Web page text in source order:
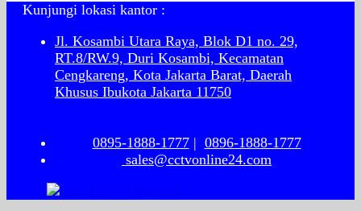
Kunjungi lokasi kantor :
Jl. Kosambi Utara Raya, Blok D1 no. 29,
RT.8/RW.9, Duri Kosambi, Kecamatan
Cengkareng, Kota Jakarta Barat, Daerah
Khusus Ibukota Jakarta 11750
0895-1888-1777| 0896-1888-1777
sales@cctvonline24.com